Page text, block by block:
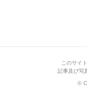
このサイ
記事及び写
©